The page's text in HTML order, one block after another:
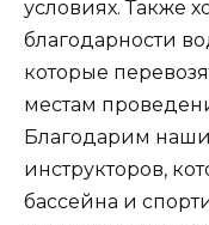
условиях. Также
благодарности
которые
местам
Благодарим
инструкторов,
бассейна и